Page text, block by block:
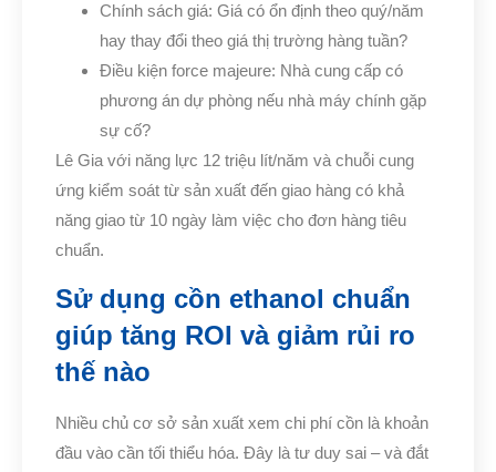
Chính sách giá: Giá có ổn định theo quý/năm
hay thay đổi theo giá thị trường hàng tuần?
Điều kiện force majeure: Nhà cung cấp có
phương án dự phòng nếu nhà máy chính gặp
sự cố?
Lê Gia với năng lực 12 triệu lít/năm và chuỗi cung
ứng kiểm soát từ sản xuất đến giao hàng có khả
năng giao từ 10 ngày làm việc cho đơn hàng tiêu
chuẩn.
Sử dụng cồn ethanol chuẩn
giúp tăng ROI và giảm rủi ro
thế nào
Nhiều chủ cơ sở sản xuất xem chi phí cồn là khoản
đầu vào cần tối thiểu hóa. Đây là tư duy sai – và đắt